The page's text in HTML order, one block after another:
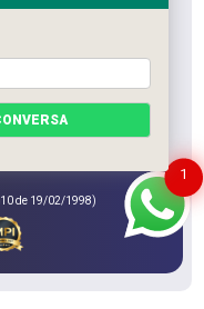
de 19/02/1998)
1